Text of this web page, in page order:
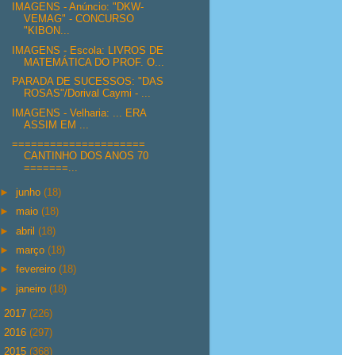
IMAGENS - Anúncio: "DKW-
VEMAG" - CONCURSO
"KIBON...
IMAGENS - Escola: LIVROS DE
MATEMÁTICA DO PROF. O...
PARADA DE SUCESSOS: "DAS
ROSAS"/Dorival Caymi - ...
IMAGENS - Velharia: ... ERA
ASSIM EM ...
=====================
CANTINHO DOS ANOS 70
=======...
►junho(18)
► maio(18)
►abril(18)
► março(18)
►fevereiro(18)
►janeiro(18)
2017 (226)
2016 (297)
2015 (368)